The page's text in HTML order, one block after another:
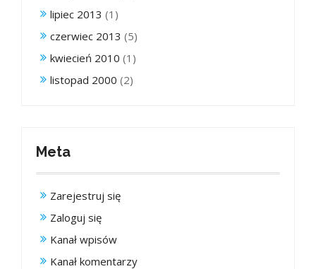
lipiec 2013 (1)
czerwiec 2013 (5)
kwiecień 2010 (1)
listopad 2000 (2)
Meta
Zarejestruj się
Zaloguj się
Kanał wpisów
Kanał komentarzy